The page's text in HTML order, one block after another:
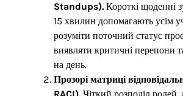
Standups). Короткі щоденні
15 хвилин допомагають усім
розуміти поточний статус
виявляти критичні перепони
на день.
Прозорі матриці